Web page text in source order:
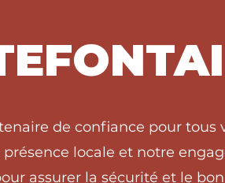
de confiance pour tous
présence locale et notre
assurer la sécurité et le